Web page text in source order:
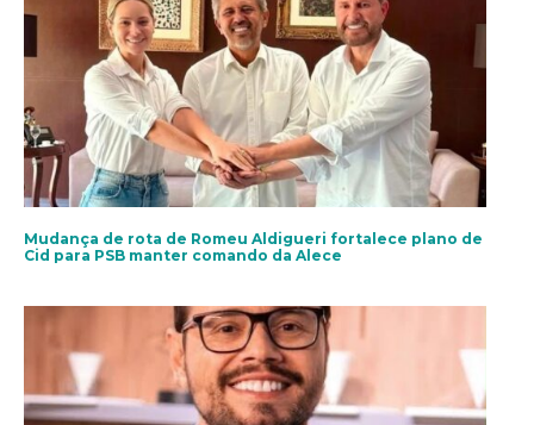
Mudança de rota de Romeu Aldigueri fortalece plano de
Cid para PSB manter comando da Alece